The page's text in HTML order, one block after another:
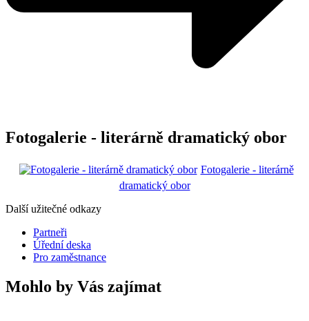
Fotogalerie - literárně dramatický obor
Fotogalerie - literárně
dramatický obor
Další užitečné odkazy
Partneři
Úřední deska
Pro zaměstnance
Mohlo by Vás zajímat